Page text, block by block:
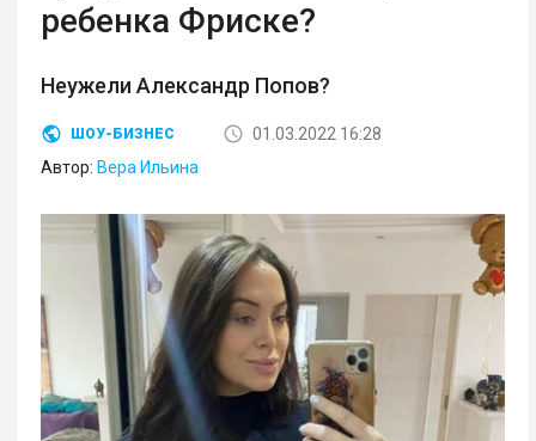
ребенка Фриске?
Неужели Александр Попов?
ШОУ-БИЗНЕС
01.03.2022 16:28
Автор: Вера Ильина